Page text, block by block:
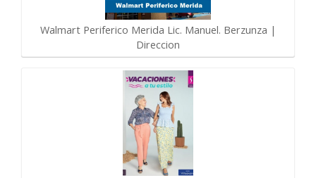
Walmart Periferico Merida Lic. Manuel. Berzunza |
Direccion